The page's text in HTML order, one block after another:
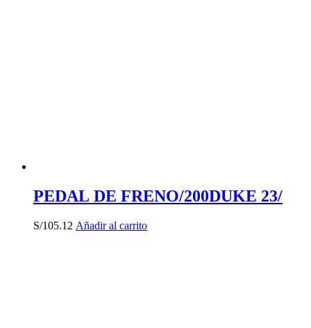
PEDAL DE FRENO/200DUKE 23/
S/105.12 Añadir al carrito